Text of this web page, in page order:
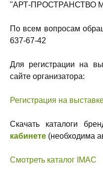
"АРТ-ПРОСТРАНСТВО
По всем вопросам
637-67-42
Для регистрации на
сайте организатора:
Регистрация на
Скачать каталоги
кабинете (необходима
Смотреть каталог IMAC